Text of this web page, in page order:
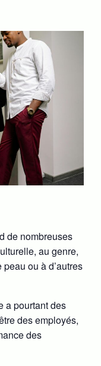
de nombreuses
au genre,
ou à d’autres
a pourtant des
des employés,
des